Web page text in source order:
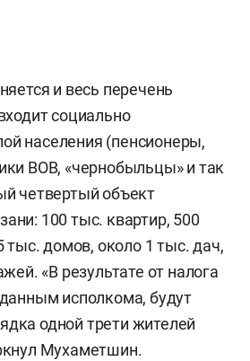
и весь перечень
социально
населения (пенсионеры,
ВОВ, «чернобыльцы» и так
четвертый объект
100 тыс. квартир, 500
тыс. домов, около 1 тыс. дач,
«В результате от налога
исполкома, будут
одной трети жителей
Мухаметшин.